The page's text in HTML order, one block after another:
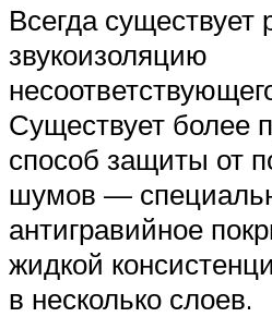
Всегда существует
звукоизоляцию
Существует более
способ защиты от
шумов —
антигравийное
жидкой
в несколько слоев.